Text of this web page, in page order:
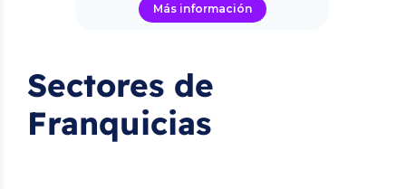
Más información
Sectores de
Franquicias